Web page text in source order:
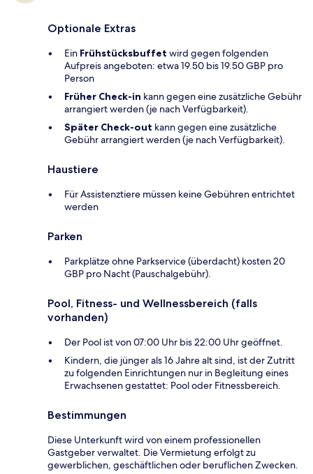
Optionale Extras
Ein Frühstücksbuffet wird gegen folgenden
Aufpreis angeboten: etwa 19.50 bis 19.50 GBP pro
Person
Früher Check-in kann gegen eine zusätzliche Gebühr
arrangiert werden (je nach Verfügbarkeit).
Später Check-out kann gegen eine zusätzliche
Gebühr arrangiert werden (je nach Verfügbarkeit).
Haustiere
Für Assistenztiere müssen keine Gebühren entrichtet
werden
Parken
Parkplätze ohne Parkservice (überdacht) kosten 20
GBP pro Nacht (Pauschalgebühr).
Pool, Fitness- und Wellnessbereich (falls
vorhanden)
Der Pool ist von 07:00 Uhr bis 22:00 Uhr geöffnet.
Kindern, die jünger als 16 Jahre alt sind, ist der Zutritt
zu folgenden Einrichtungen nur in Begleitung eines
Erwachsenen gestattet: Pool oder Fitnessbereich.
Bestimmungen
Diese Unterkunft wird von einem professionellen
Gastgeber verwaltet. Die Vermietung erfolgt zu
gewerblichen, geschäftlichen oder beruflichen Zwecken.